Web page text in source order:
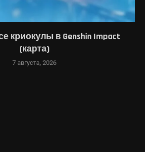
криокулы в Genshin Impact
(карта)
7 августа, 2026